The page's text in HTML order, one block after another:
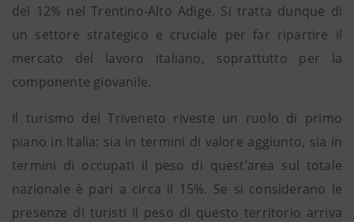
del 12% nel Trentino-Alto Adige. Si tratta dunque di
un settore strategico e cruciale per far ripartire il
mercato del lavoro italiano, soprattutto per la
componente giovanile.
Il turismo del Triveneto riveste un ruolo di primo
piano in Italia: sia in termini di valore aggiunto, sia in
termini di occupati il peso di quest’area sul totale
nazionale è pari a circa il 15%. Se si considerano le
presenze di turisti il peso di questo territorio arriva